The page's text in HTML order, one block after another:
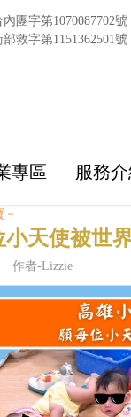
團字第1070087702號
救字第1151362501號
專區 服務
－
小天使被世
作者-Lizzie